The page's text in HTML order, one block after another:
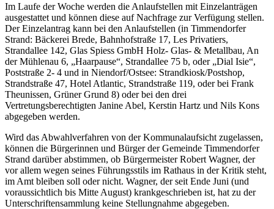
Im Laufe der Woche werden die Anlaufstellen mit Einzelanträgen
ausgestattet und können diese auf Nachfrage zur Verfügung stellen.
Der Einzelantrag kann bei den Anlaufstellen (in Timmendorfer
Strand: Bäckerei Brede, Bahnhofstraße 17, Les Privatiers,
Strandallee 142, Glas Spiess GmbH Holz- Glas- & Metallbau, An
der Mühlenau 6, „Haarpause“, Strandallee 75 b, oder „Dial Isie“,
Poststraße 2- 4 und in Niendorf/Ostsee: Strandkiosk/Postshop,
Strandstraße 47, Hotel Atlantic, Strandstraße 119, oder bei Frank
Theunissen, Grüner Grund 8) oder bei den drei
Vertretungsberechtigten Janine Abel, Kerstin Hartz und Nils Kons
abgegeben werden.
Wird das Abwahlverfahren von der Kommunalaufsicht zugelassen,
können die Bürgerinnen und Bürger der Gemeinde Timmendorfer
Strand darüber abstimmen, ob Bürgermeister Robert Wagner, der
vor allem wegen seines Führungsstils im Rathaus in der Kritik steht,
im Amt bleiben soll oder nicht. Wagner, der seit Ende Juni (und
voraussichtlich bis Mitte August) krankgeschrieben ist, hat zu der
Unterschriftensammlung keine Stellungnahme abgegeben.